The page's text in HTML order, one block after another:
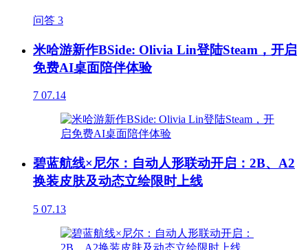
问答 3
米哈游新作BSide: Olivia Lin登陆Steam，开启
免费AI桌面陪伴体验
7 07.14
碧蓝航线×尼尔：自动人形联动开启：2B、A2
换装皮肤及动态立绘限时上线
5 07.13